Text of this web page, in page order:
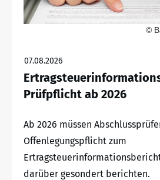
©
07.08.2026
Prüfpflicht ab 2026
Ab 2026 müssen
Offenlegungspflicht zum
darüber gesondert berichten.